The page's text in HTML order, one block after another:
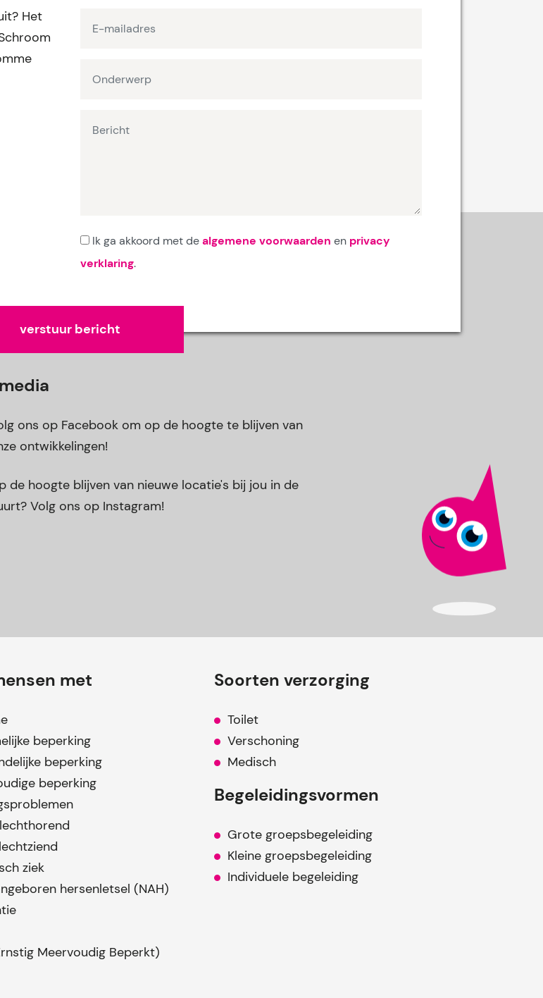
Het
Ik ga akkoord met dealgemene voorwaarden en privacy
verklaring.
ons op Facebook om op de hoogte te blijven van
ontwikkelingen!
de hoogte blijven van nieuwe locatie's bij jou in de
Volg ons op Instagram!
met
beperking
beperking
beperking
ziek
hersenletsel (NAH)
Meervoudig Beperkt)
Soorten verzorging
Toilet
Verschoning
Medisch
Begeleidingsvormen
Grote groepsbegeleiding
Kleine groepsbegeleiding
Individuele begeleiding